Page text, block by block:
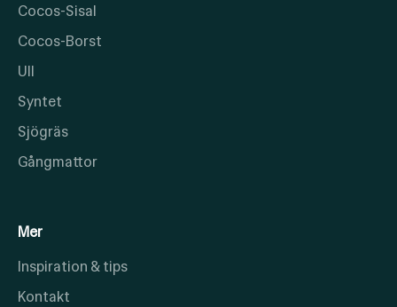
Cocos-Sisal
Cocos-Borst
Ull
Syntet
Sjögräs
Gångmattor
Mer
Inspiration & tips
Kontakt